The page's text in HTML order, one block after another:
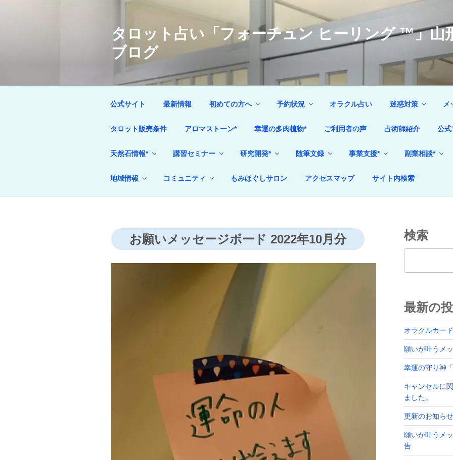
タロット占い「フォーチュン ヒーリング ™」山
ブログ
公式サイト 最新情報 初めての方へ 予約状況 オラクル占い 迷惑対策 メ
タロット販売条件 アロマストーン* 幸運の多肉植物* ご利用者の声 占術師紹介 公式
天然石情報* 講習セミナー 研究開発* 随筆文録 事業支援* 副業相談*
地域情報 コミュニティ もみほぐしサロン アクセスマップ サイト内検索
お願いメッセージボード 2022年10月分 検索
最新の
オラクルカー
願いが叶うメ
幸運の守り神
キャンセルに
ました。
更新のお知ら
願いが叶うメ
告